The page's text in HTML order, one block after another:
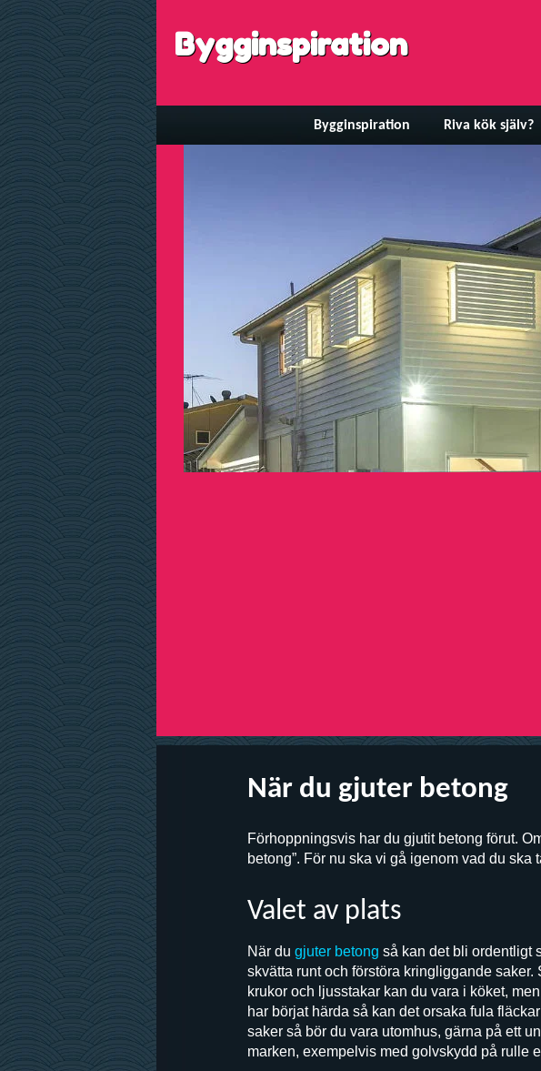
Bygginspiration
Bygginspiration Riva kök själv?
När du gjuter betong
Förhoppningsvis har du gjutit betong förut.
betong”. För nu ska vi gå igenom vad du
Valet av plats
När du gjuter betong så kan det bli ordentligt
skvätta runt och förstöra kringliggande
krukor och ljusstakar kan du vara i köket,
har börjat härda så kan det orsaka fula
saker så bör du vara utomhus, gärna på ett
marken, exempelvis med golvskydd på rulle